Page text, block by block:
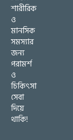
শারীরিক
ও
মানসিক
সমস্যার
জন্য
পরামর্শ
ও
চিকিৎসা
সেবা
দিয়ে
থাকি!